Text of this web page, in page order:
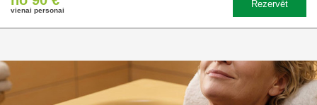
vienai personai
Rezervēt